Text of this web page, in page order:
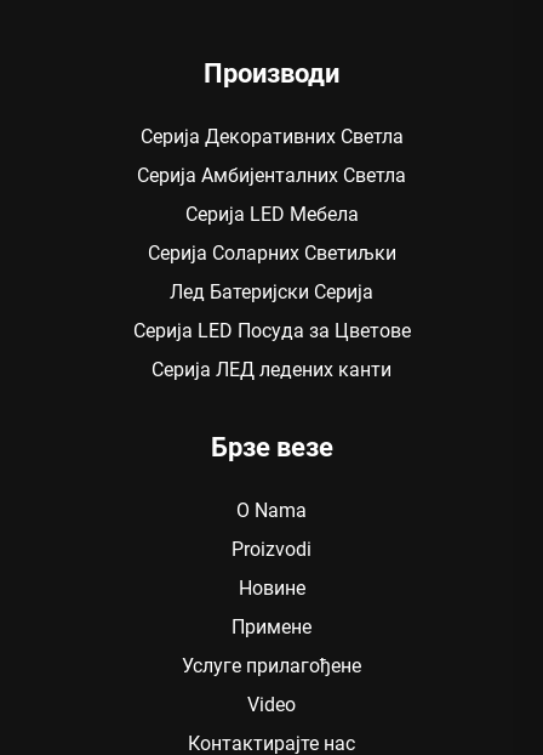
Производи
Серија Декоративних Светла
Серија Амбијенталних Светла
Серија LED Мебела
Серија Соларних Светиљки
Лед Батеријски Серија
Серија LED Посуда за Цветове
Серија ЛЕД ледених канти
Брзе везе
O Nama
Proizvodi
Новине
Примене
Услуге прилагођене
Video
Контактирајте нас